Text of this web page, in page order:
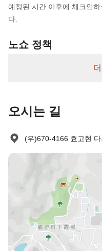
예정된 시간 이후에 체크인
다.
노쇼 정책
오시는 길
(우)670-4166 효고현